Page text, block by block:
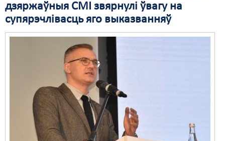
дзяржаўныя СМІ звярнулі ўвагу на
супярэчлівасць яго выказванняў
Грамадзянскія ініцыятывы
Дзяржава
Карная псыхіятрыя
КПЧ ААН
Культурныя правы
RSS